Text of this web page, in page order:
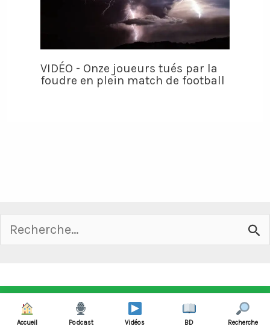
VIDÉO - Onze joueurs tués par la
foudre en plein match de football
Rechercher :
2026 ©
UN TRUC DE FOOT
Contact
Accueil Podcast Vidéos BD Recherche